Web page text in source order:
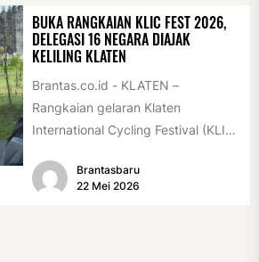
BUKA RANGKAIAN KLIC FEST 2026,
DELEGASI 16 NEGARA DIAJAK
KELILING KLATEN
Brantas.co.id - KLATEN –
Rangkaian gelaran Klaten
International Cycling Festival (KLIC
(17/5/2026). Rangkaian kegiatan
dibuka...
Brantasbaru
22 Mei 2026